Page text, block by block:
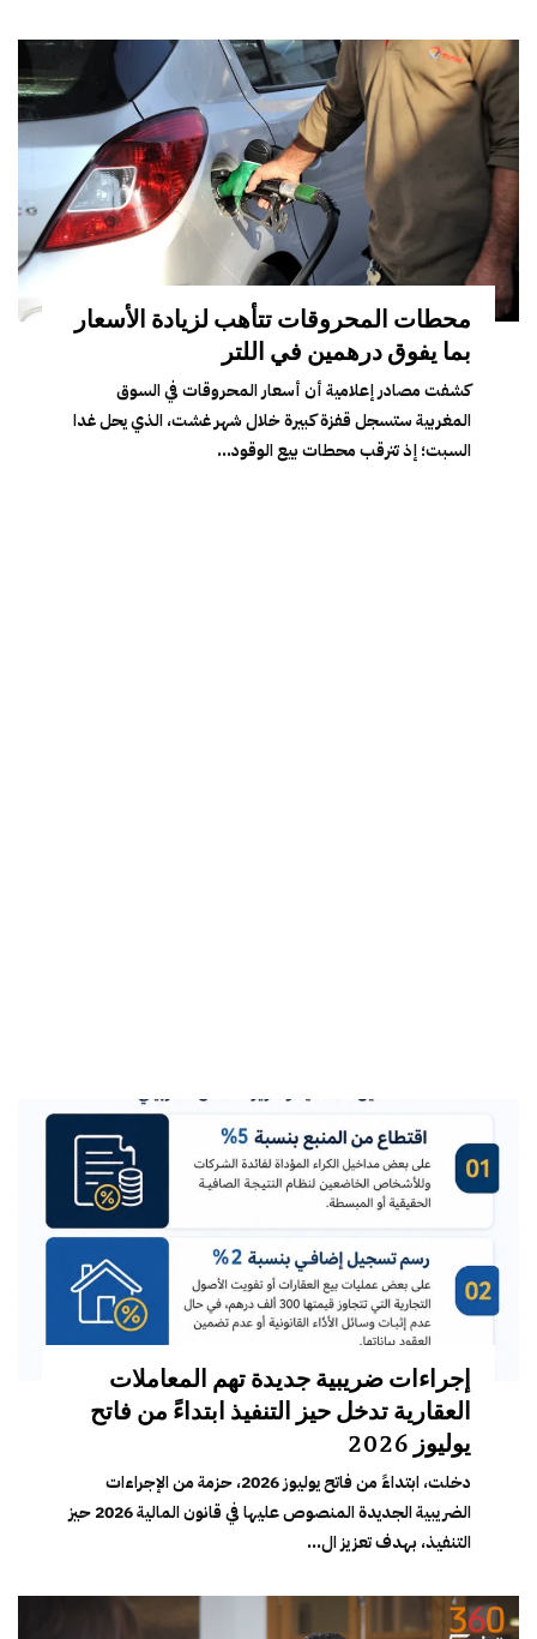
محطات المحروقات تتأهب لزيادة الأسعار
بما يفوق درهمين في اللتر
كشفت مصادر إعلامية أن أسعار المحروقات في السوق
المغربية ستسجل قفزة كبيرة خلال شهر غشت، الذي يحل غدا
السبت؛ إذ تترقب محطات بيع الوقود...
إجراءات ضريبية جديدة تهم المعاملات
العقارية تدخل حيز التنفيذ ابتداءً من فاتح
يوليوز 2026
دخلت، ابتداءً من فاتح يوليوز 2026، حزمة من الإجراءات
الضريبية الجديدة المنصوص عليها في قانون المالية 2026 حيز
التنفيذ، بهدف تعزيز ال...